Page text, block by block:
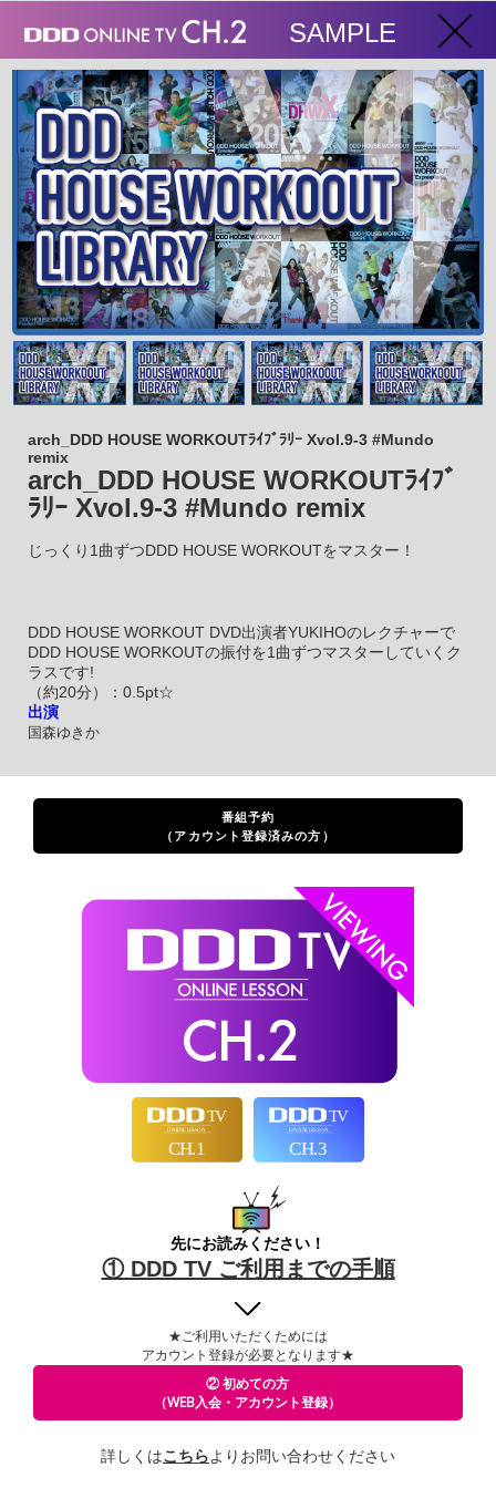
SAMPLE
arch_DDD HOUSE WORKOUTﾗｲﾌﾞﾗﾘｰ Xvol.9-3 #Mundo
remix
arch_DDD HOUSE WORKOUTﾗｲﾌﾞ
ﾗﾘｰ Xvol.9-3 #Mundo remix
じっくり1曲ずつDDD HOUSE WORKOUTをマスター！
DDD HOUSE WORKOUT DVD出演者YUKIHOのレクチャーで
DDD HOUSE WORKOUTの振付を1曲ずつマスターしていくク
ラスです!
（約20分）：0.5pt☆
出演
国森ゆきか
番組予約
（アカウント登録済みの方）
先にお読みください！
① DDD TV ご利用までの手順
★ご利用いただくためには
アカウント登録が必要となります★
② 初めての方
（WEB入会・アカウント登録）
詳しくはこちらよりお問い合わせください